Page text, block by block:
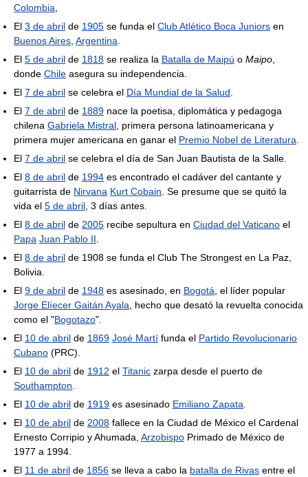
Colombia
El 3 de abril de 1905 se funda el Club Atlético Boca Juniors en
Buenos Aires Argentina
El 5 de abril de 1818 se realiza la Batalla de Maipú o Maipo
donde Chile asegura su independencia.
El 7 de abril se celebra el Día Mundial de la Salud
El 7 de abril de 1889 nace la poetisa, diplomática y pedagoga
chilena Gabriela Mistral , primera persona latinoamericana y
primera mujer americana en ganar el Premio Nobel de Literatura
El 7 de abril se celebra el día de San Juan Bautista de la Salle.
El 8 de abril de 1994 es encontrado el cadáver del cantante y
guitarrista de Nirvana Kurt Cobain . Se presume que se quitó la
vida el 5 de abril , 3 días antes.
El 8 de abril de 2005 recibe sepultura en Ciudad del Vaticano el
Papa Juan Pablo II
El 8 de abril de 1908 se funda el Club The Strongest en La Paz,
Bolivia.
El 9 de abril de 1948 es asesinado, en Bogotá , el líder popular
Jorge Elíecer Gaitán Ayala , hecho que desató la revuelta conocida
como el "Bogotazo".
El 10 de abril de 1869 José Martí funda el Partido Revolucionario
Cubano (PRC).
El 10 de abril de 1912 el Titanic zarpa desde el puerto de
Southampton
El 10 de abril de 1919 es asesinado Emiliano Zapata
El 10 de abril de 2008 fallece en la Ciudad de México el Cardenal
Ernesto Corripio y Ahumada, Arzobispo Primado de México de
1977 a 1994.
El 11 de abril de 1856 se lleva a cabo la batalla de Rivas entre el